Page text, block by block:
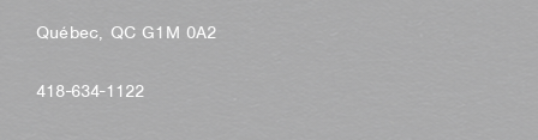
Québec, QC G1M 0A2
418-634-1122